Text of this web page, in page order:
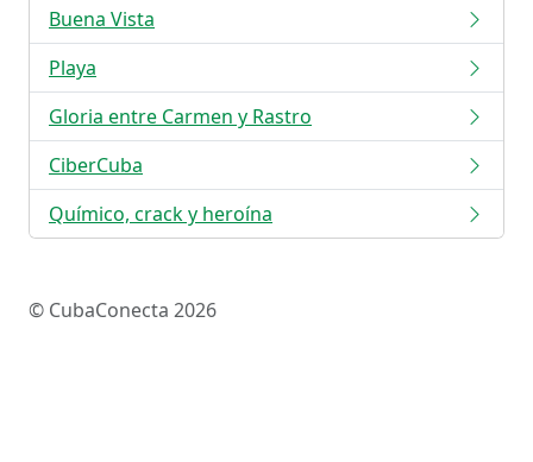
Buena Vista
Playa
Gloria entre Carmen y Rastro
CiberCuba
Químico, crack y heroína
© CubaConecta 2026